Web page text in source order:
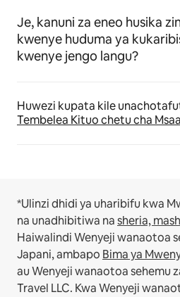
Je, kanuni za eneo husika
kwenye huduma ya
kwenye jengo langu?
Huwezi kupata kile
Tembelea Kituo chetu cha
*Ulinzi dhidi ya uharibifu kwa
na unadhibitiwa nasheria,
Haiwalindi Wenyeji wanaotoa
Japani, ambapo Bima ya
au Wenyeji wanaotoa sehemu
Travel LLC. Kwa Wenyeji